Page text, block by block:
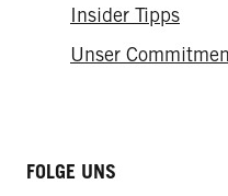
Insider Tipps
Unser
FOLGE UNS